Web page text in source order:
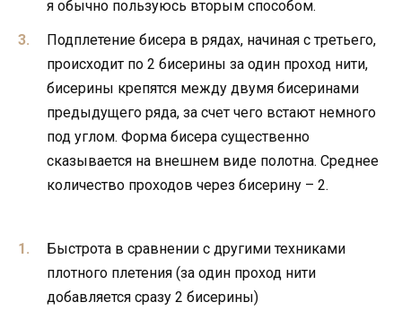
я обычно пользуюсь вторым способом.
Подплетение бисера в рядах, начиная с третьего,
происходит по 2 бисерины за один проход нити,
бисерины крепятся между двумя бисеринами
предыдущего ряда, за счет чего встают немного
под углом. Форма бисера существенно
сказывается на внешнем виде полотна. Среднее
количество проходов через бисерину – 2.
Быстрота в сравнении с другими техниками
плотного плетения (за один проход нити
добавляется сразу 2 бисерины)